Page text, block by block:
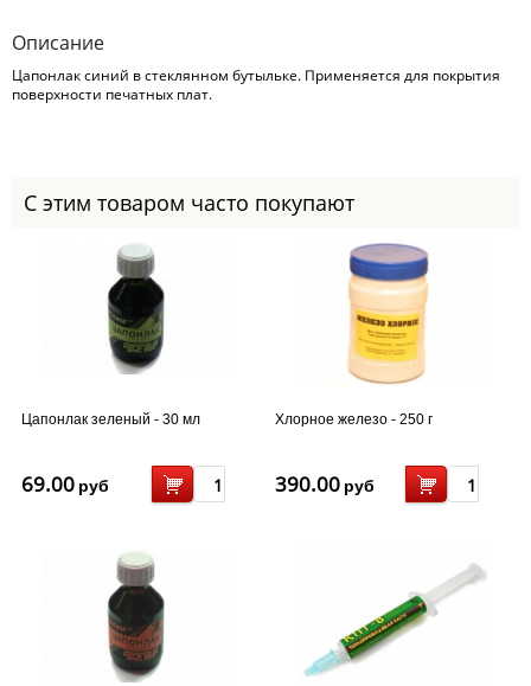
Описание
Цапонлак синий в стеклянном бутыльке. Применяется для покрытия
поверхности печатных плат.
С этим товаром часто покупают
Цапонлак зеленый - 30 мл
69.00 руб
Хлорное железо - 250 г
390.00 руб